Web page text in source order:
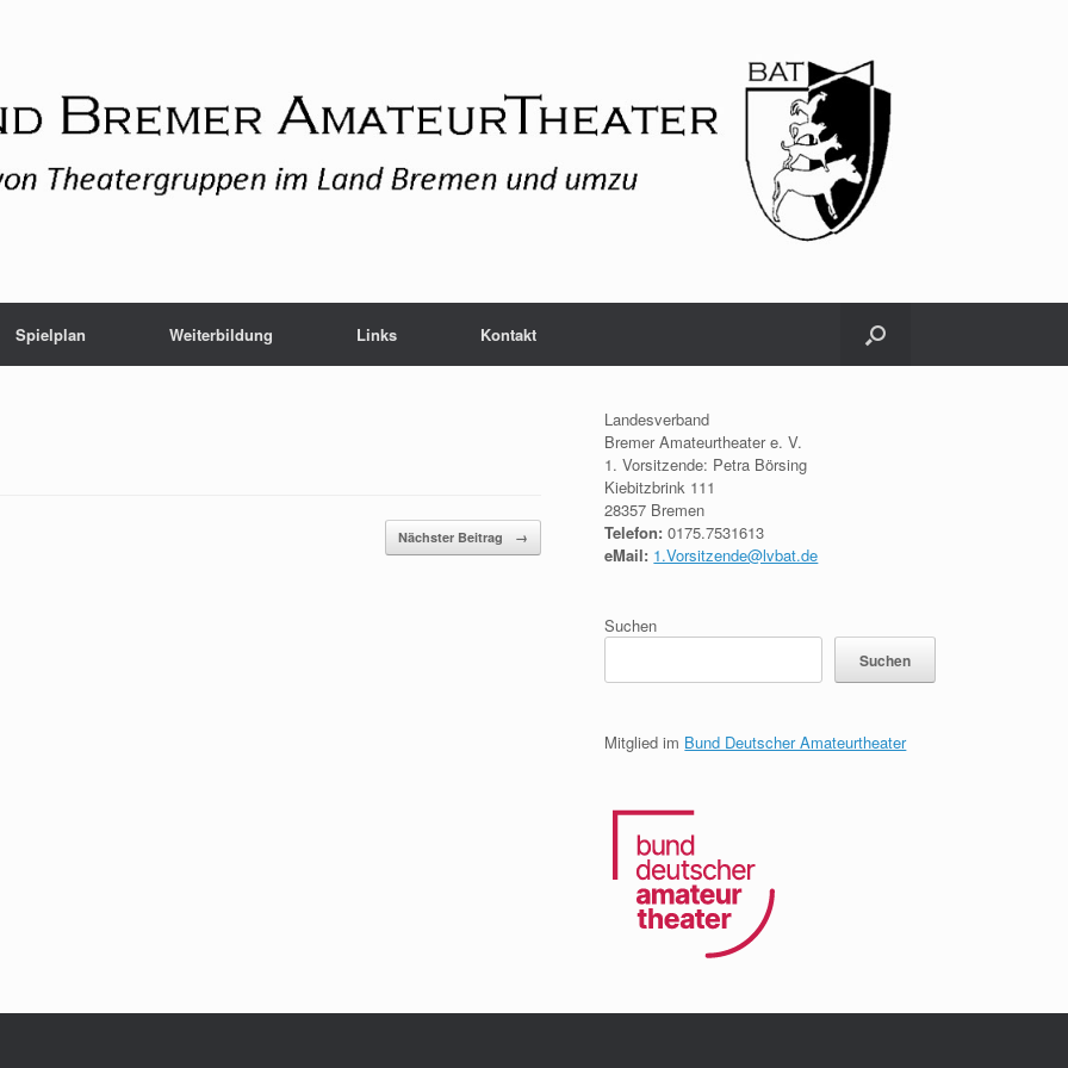
Spielplan Weiterbildung Links Kontakt
Nächster Beitrag →
Landesverband
Bremer Amateurtheater e. V.
1. Vorsitzende: Petra Börsing
Kiebitzbrink 111
28357 Bremen
Telefon: 0175.7531613
eMail: 1.Vorsitzende@lvbat.de
Suchen
Suchen
Mitglied im Bund Deutscher Amateurtheater